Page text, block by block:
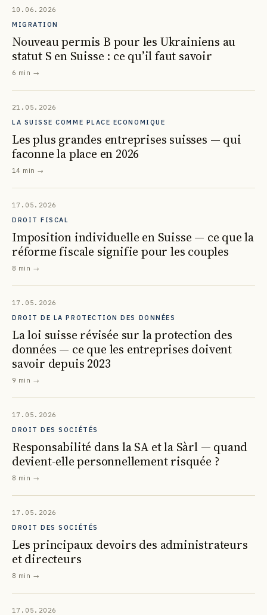
10.06.2026
MIGRATION
Nouveau permis B pour les Ukrainiens au
statut S en Suisse : ce qu’il faut savoir
6 min →
21.05.2026
LA SUISSE COMME PLACE ECONOMIQUE
Les plus grandes entreprises suisses — qui
faconne la place en 2026
14 min →
17.05.2026
DROIT FISCAL
Imposition individuelle en Suisse — ce que la
réforme fiscale signifie pour les couples
8 min →
17.05.2026
DROIT DE LA PROTECTION DES DONNÉES
La loi suisse révisée sur la protection des
données — ce que les entreprises doivent
savoir depuis 2023
9 min →
17.05.2026
DROIT DES SOCIÉTÉS
Responsabilité dans la SA et la Sàrl — quand
devient-elle personnellement risquée ?
8 min →
17.05.2026
DROIT DES SOCIÉTÉS
Les principaux devoirs des administrateurs
et directeurs
8 min →
17.05.2026